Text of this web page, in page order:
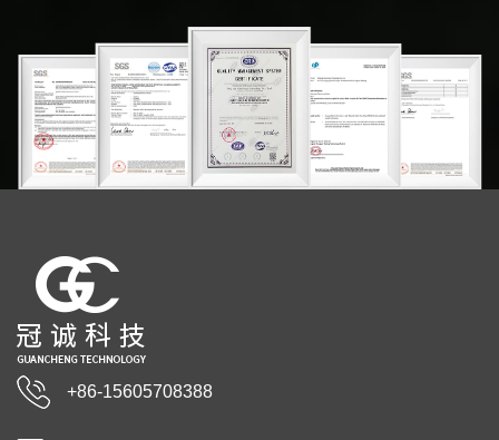
+86-15605708388